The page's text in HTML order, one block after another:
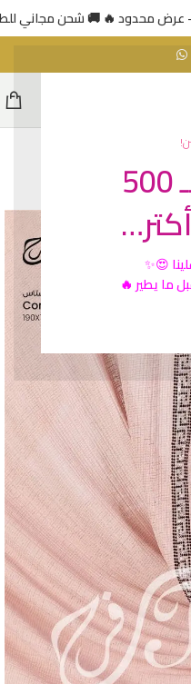
اشتري بـ 500
😍✨
ما يطير 🔥
🚚 شحن مجاني للطلبات فوق 500